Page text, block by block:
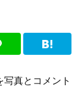
写真とコメント